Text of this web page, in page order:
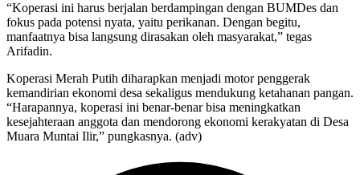
“Koperasi ini harus berjalan berdampingan dengan BUMDes dan
fokus pada potensi nyata, yaitu perikanan. Dengan begitu,
manfaatnya bisa langsung dirasakan oleh masyarakat,” tegas
Arifadin.
Koperasi Merah Putih diharapkan menjadi motor penggerak
kemandirian ekonomi desa sekaligus mendukung ketahanan pangan.
“Harapannya, koperasi ini benar-benar bisa meningkatkan
kesejahteraan anggota dan mendorong ekonomi kerakyatan di Desa
Muara Muntai Ilir,” pungkasnya. (adv)